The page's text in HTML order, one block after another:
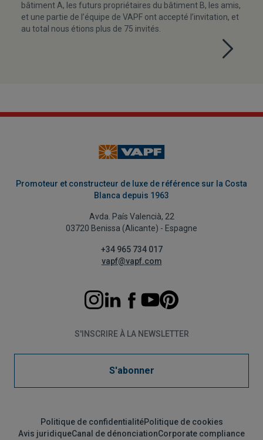
bâtiment A, les futurs propriétaires du bâtiment B, les amis,
et une partie de l’équipe de VAPF ont accepté l’invitation, et
au total nous étions plus de 75 invités.
Promoteur et constructeur de luxe de référence sur la Costa
Blanca depuis 1963
Avda. País Valencià, 22
03720 Benissa (Alicante) - Espagne
+34 965 734 017
vapf@vapf.com
S'INSCRIRE À LA NEWSLETTER
S'abonner
Politique de confidentialitéPolitique de cookies
Avis juridiqueCanal de dénonciationCorporate compliance